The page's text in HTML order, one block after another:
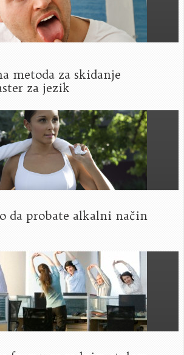
metoda za skidanje
za jezik
da probate alkalni način